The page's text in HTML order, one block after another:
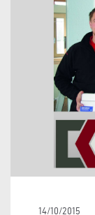
14/10/2015